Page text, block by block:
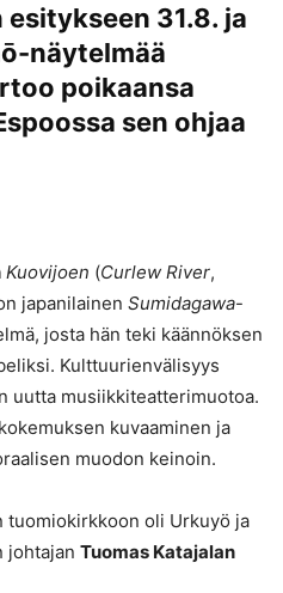
31.8. ja
näytelmää
poikaansa
sen ohjaa
Kuovijoen (Curlew River,
japanilainen Sumidagawa­-
josta hän teki käännöksen
Kulttuurienvälisyys
uutta musiikkiteatterimuotoa.
kuvaaminen ja
muodon keinoin.
tuomiokirkkoon oli Urkuyö ja
johtajan Tuomas Katajalan